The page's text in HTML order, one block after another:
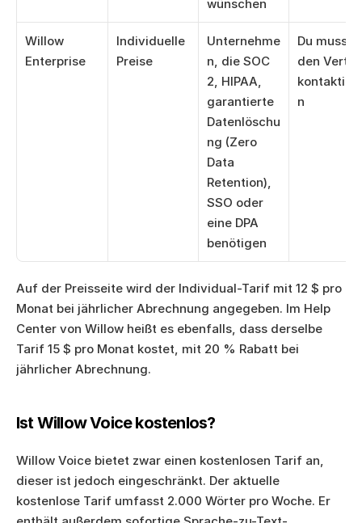
wünschen
Willow
Enterprise
Individuelle
Preise
Unternehme
n, die SOC
2, HIPAA,
garantierte
Datenlöschu
ng (Zero
Data
Retention),
SSO oder
eine DPA
benötigen
Du musst
den
n
Auf der Preisseite wird der Individual-Tarif mit 12 $ pro
Monat bei jährlicher Abrechnung angegeben. Im Help
Center von Willow heißt es ebenfalls, dass derselbe
Tarif 15 $ pro Monat kostet, mit 20 % Rabatt bei
jährlicher Abrechnung.
Ist Willow Voice kostenlos?
Willow Voice bietet zwar einen kostenlosen Tarif an,
dieser ist jedoch eingeschränkt. Der aktuelle
kostenlose Tarif umfasst 2.000 Wörter pro Woche. Er